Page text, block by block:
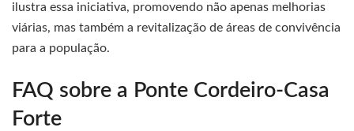
ilustra essa iniciativa, promovendo não apenas melhorias
viárias, mas também a revitalização de áreas de convivência
para a população.
FAQ sobre a Ponte Cordeiro-Casa
Forte